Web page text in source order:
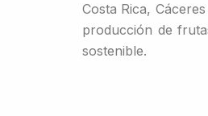
Costa Rica,
producción de
sostenible.